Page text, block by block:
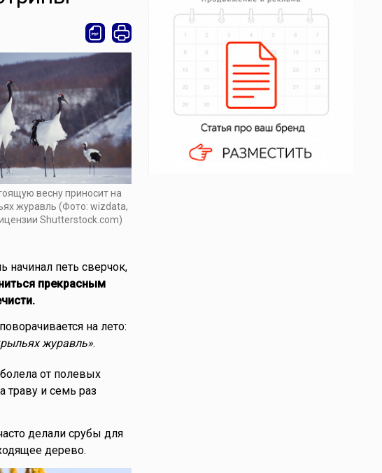
весну приносит на
журавль (Фото: wizdata,
Shutterstock.com)
начинал петь сверчок,
прекрасным
на лето:
журавль».
от полевых
траву и семь раз
делали срубы для
дерево.